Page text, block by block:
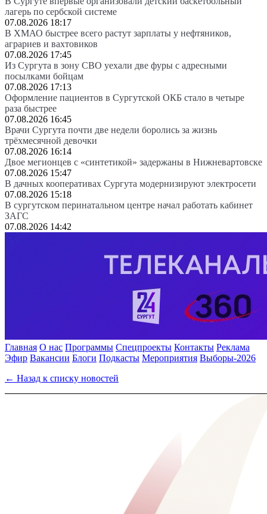
лагерь по сербской системе
07.08.2026 18:17
В ХМАО быстрее всего растут зарплаты у нефтяников,
аграриев и вахтовиков
07.08.2026 17:45
Из Сургута в зону СВО уехали две фуры с адресными
посылками бойцам
07.08.2026 17:13
Оформление пациентов в Сургутской ОКБ стало в четыре
раза быстрее
07.08.2026 16:45
Врачи Сургута почти две недели боролись за жизнь
трёхмесячной девочки
07.08.2026 16:14
Двое мегионцев с «синтетикой» задержаны в Нижневартовске
07.08.2026 15:47
В дачных кооперативах Сургута модернизируют электросети
07.08.2026 15:18
В сургутском перинатальном центре начал работать кабинет
ЗАГС
07.08.2026 14:42
Главная О нас Программы Спецпроекты Контакты Реклама
Эфир Вакансии Блоги Подкасты Мероприятия Выборы-2026
← Назад к списку новостей